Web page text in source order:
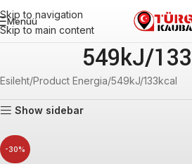
Skip to navigation
Skip to main content
Menüü
549kJ/
Esileht Product Energia 549kJ/133kcal
Show sidebar
-30%